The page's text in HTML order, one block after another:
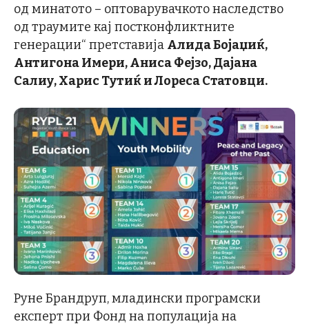
од минатото – оптоварувачкото наследство
од траумите кај постконфликтните
генерации“ претставија Алида Бојаџиќ,
Антигона Имери, Аниса Фејзо, Дајана
Салиу, Харис Тутиќ и Лореса Статовци.
Руне Брандруп, младински програмски
експерт при Фонд на популација на